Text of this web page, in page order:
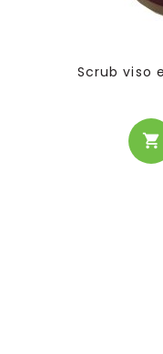
Scrub viso